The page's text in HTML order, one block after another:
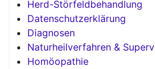
Herd-Störfeldbehandlung
Datenschutzerklärung
Diagnosen
Naturheilverfahren &
Homöopathie